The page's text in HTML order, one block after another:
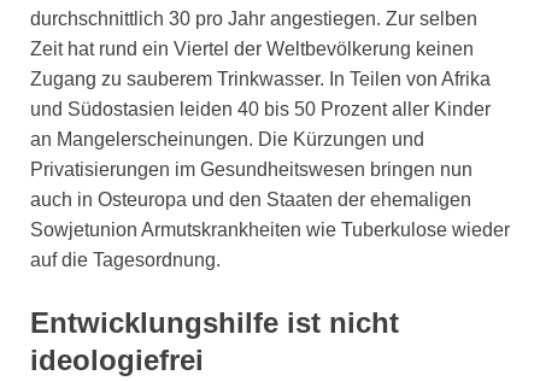
durchschnittlich 30 pro Jahr angestiegen. Zur selben
Zeit hat rund ein Viertel der Weltbevölkerung keinen
Zugang zu sauberem Trinkwasser. In Teilen von Afrika
und Südostasien leiden 40 bis 50 Prozent aller Kinder
an Mangelerscheinungen. Die Kürzungen und
Privatisierungen im Gesundheitswesen bringen nun
auch in Osteuropa und den Staaten der ehemaligen
Sowjetunion Armutskrankheiten wie Tuberkulose wieder
auf die Tagesordnung.
Entwicklungshilfe ist nicht
ideologiefrei